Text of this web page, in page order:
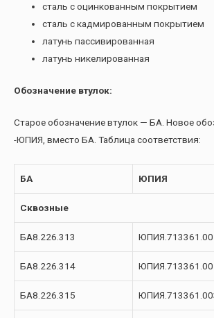
сталь с оцинкованным покрытием
сталь с кадмированным покрытием
латунь пассивированная
латунь никелированная
Обозначение втулок:
Старое обозначение втулок — БА. Новое
-ЮПИЯ, вместо БА. Таблица соответствия:
БА ЮПИЯ
Сквозные
БА8.226.313
БА8.226.314
БА8.226.315